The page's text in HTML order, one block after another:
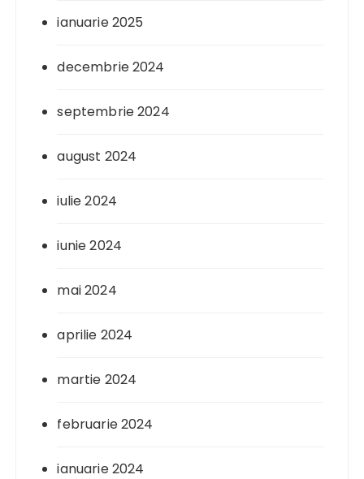
ianuarie 2025
decembrie 2024
septembrie 2024
august 2024
iulie 2024
iunie 2024
mai 2024
aprilie 2024
martie 2024
februarie 2024
ianuarie 2024